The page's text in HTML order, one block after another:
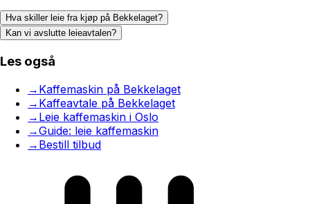
Hva skiller leie fra kjøp på Bekkelaget?
Kan vi avslutte leieavtalen?
Les også
→ Kaffemaskin på Bekkelaget
→ Kaffeavtale på Bekkelaget
→ Leie kaffemaskin i Oslo
→Guide: leie kaffemaskin
→ Bestill tilbud